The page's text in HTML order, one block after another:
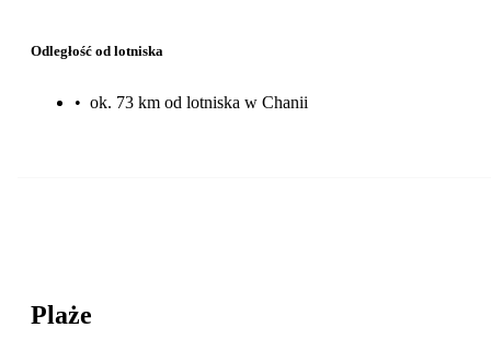
Odległość od lotniska
• ok. 73 km od lotniska w Chanii
Plaże